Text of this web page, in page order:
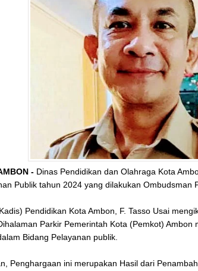
- Dinas Pendidikan dan Olahraga Kota
Publik tahun 2024 yang dilakukan Ombudsman
Pendidikan Kota Ambon, F. Tasso Usai
Parkir Pemerintah Kota (Pemkot) Ambon
Bidang Pelayanan publik.
Penghargaan ini merupakan Hasil dari